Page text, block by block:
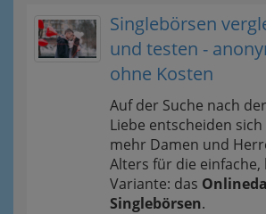
Singlebörsen
und testen -
ohne Kosten
Auf der Suche nach
Liebe entscheiden
mehr Damen und
Alters für die einfache,
Variante: das
Singlebörsen.